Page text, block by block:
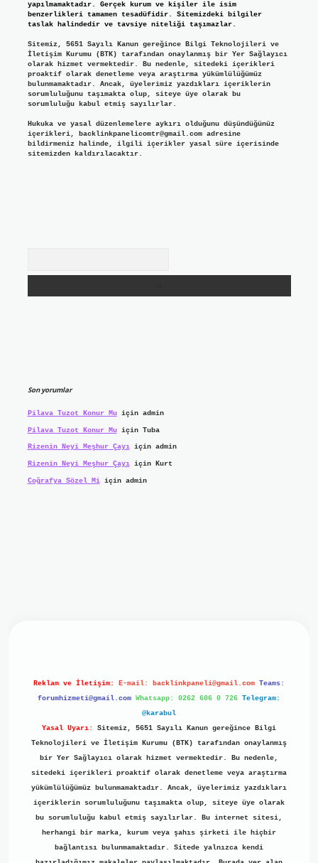
yapılmamaktadır. Gerçek kurum ve kişiler ile isim
benzerlikleri tamamen tesadüfidir. Sitemizdeki bilgiler
taslak halindedir ve tavsiye niteliği taşımazlar.
Sitemiz, 5651 Sayılı Kanun gereğince Bilgi Teknolojileri ve
İletişim Kurumu (BTK) tarafından onaylanmış bir Yer Sağlayıcı
olarak hizmet vermektedir. Bu nedenle, sitedeki içerikleri
proaktif olarak denetleme veya araştırma yükümlülüğümüz
bulunmamaktadır. Ancak, üyelerimiz yazdıkları içeriklerin
sorumluluğunu taşımakta olup, siteye üye olarak bu
sorumluluğu kabul etmiş sayılırlar.
Hukuka ve yasal düzenlemelere aykırı olduğunu düşündüğünüz
içerikleri, backlinkpanelicomtr@gmail.comadresine
bildirmeniz halinde, ilgili içerikler yasal süre içerisinde
sitemizden kaldırılacaktır.
Son yorumlar
Pilava Tuzot Konur Muiçin admin
Pilava Tuzot Konur Muiçin Tuba
Rizenin Neyi Meşhur Çayıiçin admin
Rizenin Neyi Meşhur Çayıiçin Kurt
Coğrafya Sözel Miiçin admin
Reklam ve İletişim: E-mail: backlinkpaneli@gmail.com Teams:
forumhizmeti@gmail.com Whatsapp: 0262 606 0 726 Telegram:
@karabul
Yasal Uyarı:
Sitemiz, 5651 Sayılı Kanun gereğince Bilgi
Teknolojileri ve İletişim Kurumu (BTK) tarafından onaylanmış
bir Yer Sağlayıcı olarak hizmet vermektedir. Bu nedenle,
sitedeki içerikleri proaktif olarak denetleme veya araştırma
yükümlülüğümüz bulunmamaktadır. Ancak, üyelerimiz yazdıkları
içeriklerin sorumluluğunu taşımakta olup, siteye üye olarak
bu sorumluluğu kabul etmiş sayılırlar. Bu internet sitesi,
herhangi bir marka, kurum veya şahıs şirketi ile hiçbir
bağlantısı bulunmamaktadır. Sitede yalnızca kendi